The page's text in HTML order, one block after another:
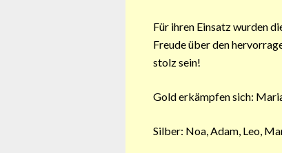
Für ihren Einsatz wurden
Freude über den
stolz sein!
Gold erkämpfen sich:
Silber: Noa, Adam, Leo,